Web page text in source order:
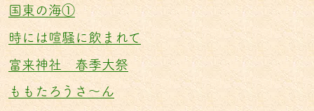
国東の海①
時には喧騒に飲まれて
富来神社 春季大祭
ももたろうさ〜ん